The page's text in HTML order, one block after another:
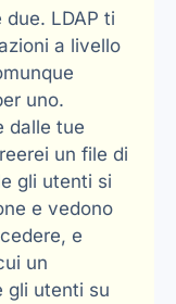
LDAP ti
a livello
uno.
dalle tue
un file di
gli utenti si
e vedono
e
un
gli utenti su